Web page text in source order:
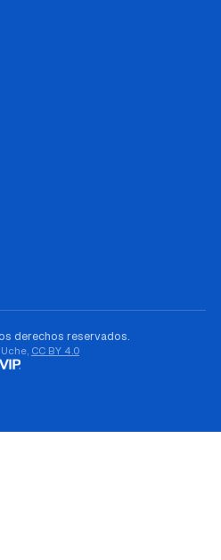
derechos reservados.
CC BY 4.0